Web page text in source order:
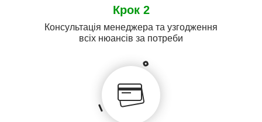
Крок 2
Консультація менеджера та узгодження
всіх нюансів за потреби